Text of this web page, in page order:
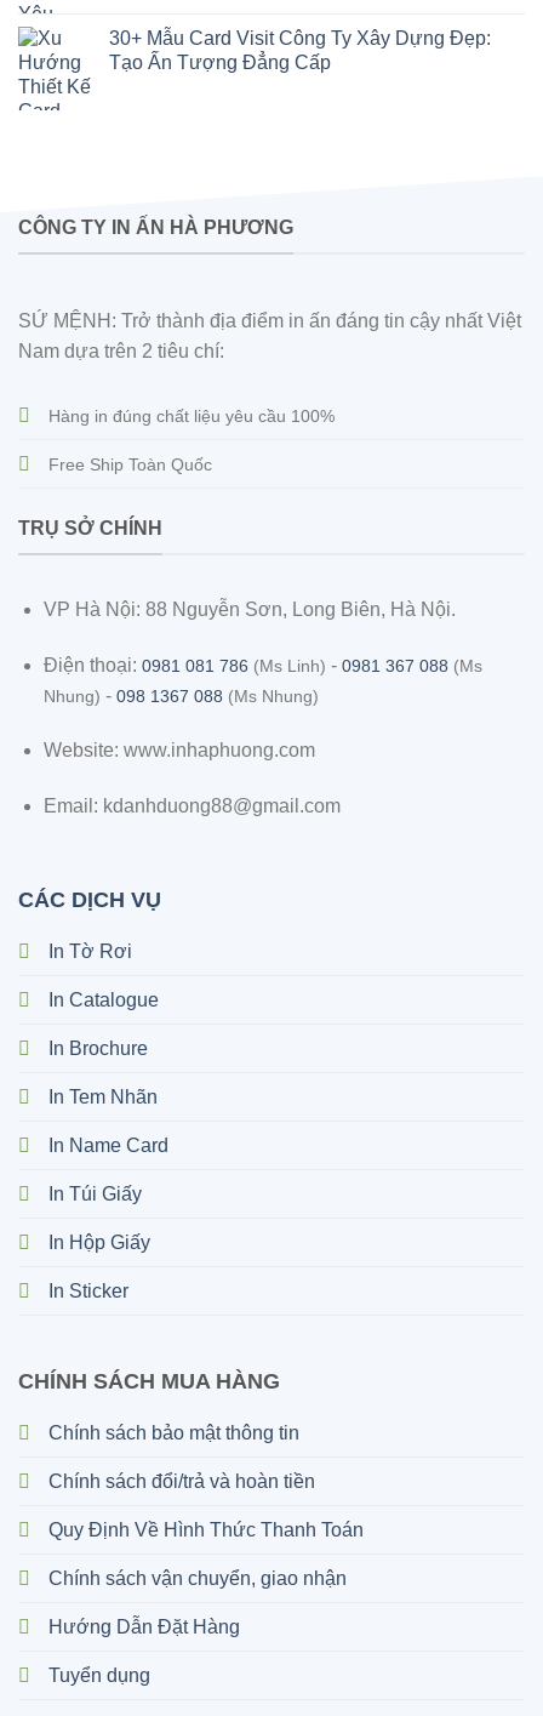
30+ Mẫu Card Visit Công Ty Xây Dựng Đẹp:
Tạo Ấn Tượng Đẳng Cấp
CÔNG TY IN ẤN HÀ PHƯƠNG
SỨ MỆNH: Trở thành địa điểm in ấn đáng tin cậy nhất Việt
Nam dựa trên 2 tiêu chí:
Hàng in đúng chất liệu yêu cầu 100%
Free Ship Toàn Quốc
TRỤ SỞ CHÍNH
VP Hà Nội: 88 Nguyễn Sơn, Long Biên, Hà Nội.
Điện thoại: 0981 081 786 (Ms Linh) - 0981 367 088 (Ms
Nhung) - 098 1367 088 (Ms Nhung)
Website: www.inhaphuong.com
Email: kdanhduong88@gmail.com
CÁC DỊCH VỤ
In Tờ Rơi
In Catalogue
In Brochure
In Tem Nhãn
In Name Card
In Túi Giấy
In Hộp Giấy
In Sticker
CHÍNH SÁCH MUA HÀNG
Chính sách bảo mật thông tin
Chính sách đổi/trả và hoàn tiền
Quy Định Về Hình Thức Thanh Toán
Chính sách vận chuyển, giao nhận
Hướng Dẫn Đặt Hàng
Tuyển dụng